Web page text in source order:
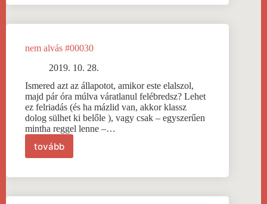
nem alvás #00030
2019. 10. 28.
Ismered azt az állapotot, amikor este elalszol,
majd pár óra múlva váratlanul felébredsz? Lehet
ez felriadás (és ha mázlid van, akkor klassz
dolog sülhet ki belőle ), vagy csak – egyszerűen
mintha reggel lenne –…
tovább
nem